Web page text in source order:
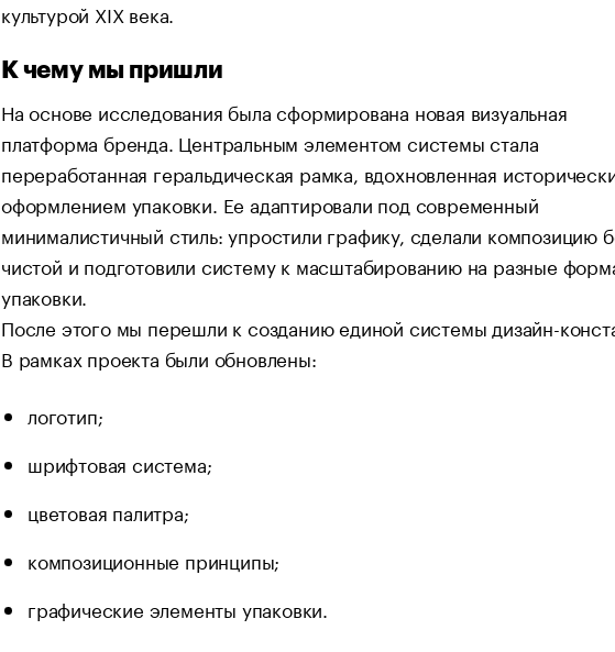
культурой XIX века.
К чему мы пришли
На основе исследования была сформирована новая визуальная
платформа бренда. Центральным элементом системы стала
переработанная геральдическая рамка, вдохновленная
оформлением упаковки. Ее адаптировали под современный
минималистичный стиль: упростили графику, сделали композицию
чистой и подготовили систему к масштабированию на разные
упаковки.
После этого мы перешли к созданию единой системы дизайн-
В рамках проекта были обновлены:
логотип;
шрифтовая система;
цветовая палитра;
композиционные принципы;
графические элементы упаковки.